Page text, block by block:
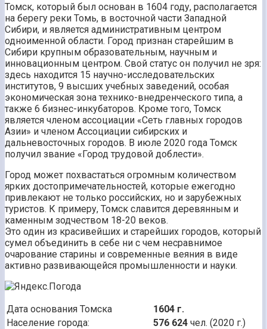
Томск, который был основан в 1604 году, располагается
на берегу реки Томь, в восточной части Западной
Сибири, и является административным центром
одноименной области. Город признан старейшим в
Сибири крупным образовательным, научным и
инновационным центром. Свой статус он получил не зря:
здесь находится 15 научно-исследовательских
институтов, 9 высших учебных заведений, особая
экономическая зона технико-внедренческого типа, а
также 6 бизнес-инкубаторов. Кроме того, Томск
является членом ассоциации «Сеть главных городов
Азии» и членом Ассоциации сибирских и
дальневосточных городов. В июле 2020 года Томск
получил звание «Город трудовой доблести».
Город может похвастаться огромным количеством
ярких достопримечательностей, которые ежегодно
привлекают не только российских, но и зарубежных
туристов. К примеру, Томск славится деревянным и
каменным зодчеством 18-20 веков.
Это один из красивейших и старейших городов, который
сумел объединить в себе ни с чем несравнимое
очарование старины и современные веяния в виде
активно развивающейся промышленности и науки.
Дата основания Томска
1604 г.
Население города:
576 624 чел. (2020 г.)